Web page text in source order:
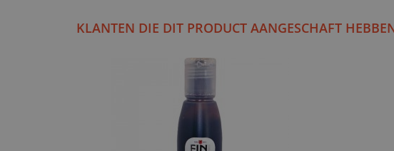
KLANTEN DIE DIT PRODUCT AANGESCHAFT